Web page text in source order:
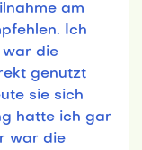
am
Ich
war die
genutzt
sie sich
hatte ich gar
war die